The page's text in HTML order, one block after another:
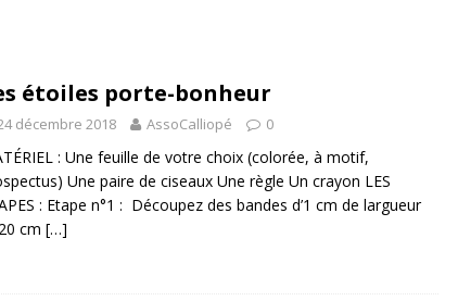
] Capsule vidéo n°2 – l’entretien motivationnel
HOPTOYS – Accompagnement de l’enfant dyspraxique (TDC) en
FACEBOOK LIVE
étoiles porte-bonheur
décembre 2018 AssoCalliopé 0
: Une feuille de votre choix (colorée, à motif,
Une paire de ciseaux Une règle Un crayon LES
: Etape n°1 : Découpez des bandes d’1 cm de largueur
cm […]